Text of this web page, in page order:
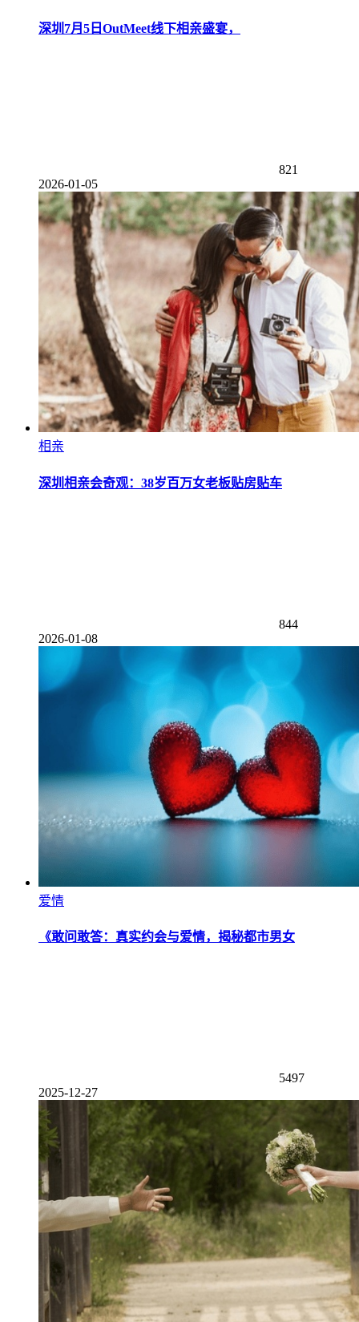
深圳7月5日OutMeet线下相亲盛宴，
821
2026-01-05
相亲
深圳相亲会奇观：38岁百万女老板贴房贴车
844
2026-01-08
爱情
《敢问敢答：真实约会与爱情，揭秘都市男女
5497
2025-12-27